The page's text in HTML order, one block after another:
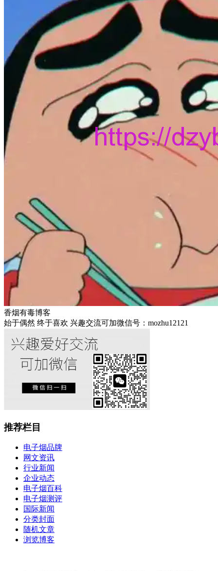
香烟有毒博客
始于偶然 终于喜欢 兴趣交流可加微信号：mozhu12121
推荐栏目
电子烟品牌
网文资讯
行业新闻
企业动态
电子烟百科
电子烟测评
国际新闻
分类封面
随机文章
浏览博客